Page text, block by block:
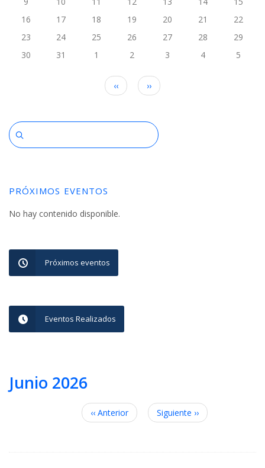
navegación
16
17 18 19 20 21
22
23
24 25 26 27 28
29
30
31 1 2 3 4 5
‹‹ ››
PRÓXIMOS EVENTOS
No hay contenido disponible.
Próximos eventos
Eventos Realizados
Junio 2026
‹‹ Anterior Siguiente ››